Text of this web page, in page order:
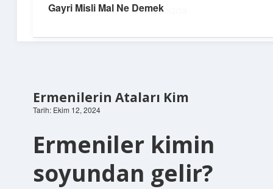
Hakkımızda
Ermenilerin Ataları Kim
Tarih: Ekim 12, 2024
Ermeniler kimin
soyundan gelir?
Gayri Misli Mal Ne Demek